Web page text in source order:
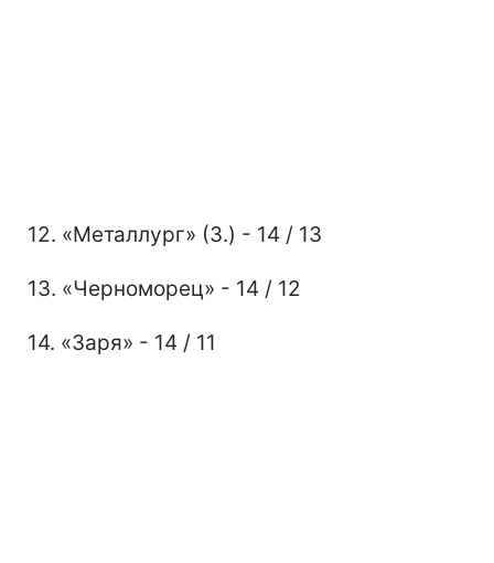
12. «Металлург» (З.) - 14 / 13
13. «Черноморец» - 14 / 12
14. «Заря» - 14 / 11